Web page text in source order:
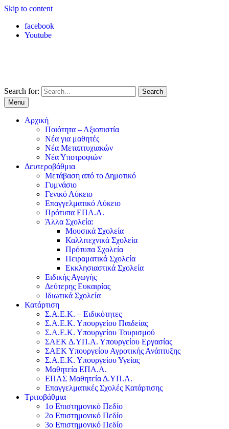
Skip to content
facebook
Youtube
Search for:
Menu
Αρχική
Ποιότητα – Αξιοπιστία
Νέα για μαθητές
Νέα Μεταπτυχιακών
Νέα Υποτροφιών
Δευτεροβάθμια
Μετάβαση από το Δημοτικό
Γυμνάσιο
Γενικό Λύκειο
Επαγγελματικό Λύκειο
Πρότυπα ΕΠΑ.Λ.
Άλλα Σχολεία:
Μουσικά Σχολεία
Καλλιτεχνικά Σχολεία
Πρότυπα Σχολεία
Πειραματικά Σχολεία
Εκκλησιαστικά Σχολεία
Ειδικής Αγωγής
Δεύτερης Ευκαιρίας
Ιδιωτικά Σχολεία
Κατάρτιση
Σ.Α.Ε.Κ. – Ειδικότητες
Σ.Α.Ε.Κ. Υπουργείου Παιδείας
Σ.Α.Ε.Κ. Υπουργείου Τουρισμού
ΣΑΕΚ Δ.ΥΠ.Α. Υπουργείου Εργασίας
ΣΑΕΚ Υπουργείου Αγροτικής Ανάπτυξης
Σ.Α.Ε.Κ. Υπουργείου Υγείας
Μαθητεία ΕΠΑ.Λ.
ΕΠΑΣ Μαθητεία Δ.ΥΠ.Α.
Επαγγελματικές Σχολές Κατάρτισης
Τριτοβάθμια
1ο Επιστημονικό Πεδίο
2ο Επιστημονικό Πεδίο
3ο Επιστημονικό Πεδίο